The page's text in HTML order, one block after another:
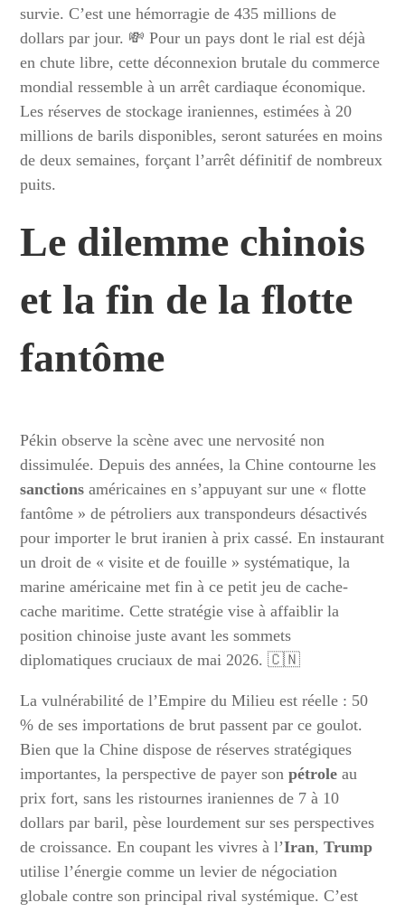
survie. C’est une hémorragie de 435 millions de
dollars par jour. 💸 Pour un pays dont le rial est déjà
en chute libre, cette déconnexion brutale du commerce
mondial ressemble à un arrêt cardiaque économique.
Les réserves de stockage iraniennes, estimées à 20
millions de barils disponibles, seront saturées en moins
de deux semaines, forçant l’arrêt définitif de nombreux
puits.
Le dilemme chinois
et la fin de la flotte
fantôme
Pékin observe la scène avec une nervosité non
dissimulée. Depuis des années, la Chine contourne les
sanctions américaines en s’appuyant sur une « flotte
fantôme » de pétroliers aux transpondeurs désactivés
pour importer le brut iranien à prix cassé. En instaurant
un droit de « visite et de fouille » systématique, la
marine américaine met fin à ce petit jeu de cache-
cache maritime. Cette stratégie vise à affaiblir la
position chinoise juste avant les sommets
diplomatiques cruciaux de mai 2026. 🇨🇳
La vulnérabilité de l’Empire du Milieu est réelle : 50
% de ses importations de brut passent par ce goulot.
Bien que la Chine dispose de réserves stratégiques
importantes, la perspective de payer sonpétrole au
prix fort, sans les ristournes iraniennes de 7 à 10
dollars par baril, pèse lourdement sur ses perspectives
de croissance. En coupant les vivres à l’Iran,Trump
utilise l’énergie comme un levier de négociation
globale contre son principal rival systémique. C’est